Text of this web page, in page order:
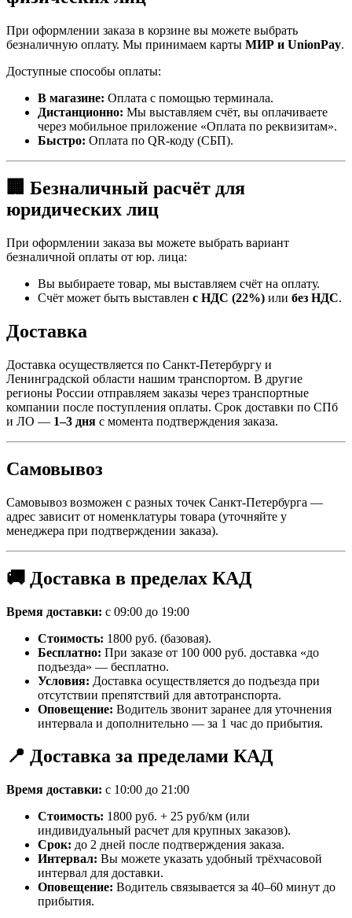
При оформлении заказа в корзине вы можете выбрать
безналичную оплату. Мы принимаем карты МИР и UnionPay.
Доступные способы оплаты:
В магазине: Оплата с помощью терминала.
Дистанционно: Мы выставляем счёт, вы оплачиваете
через мобильное приложение «Оплата по реквизитам».
Быстро: Оплата по QR-коду (СБП).
🏢 Безналичный расчёт для
юридических лиц
При оформлении заказа вы можете выбрать вариант
безналичной оплаты от юр. лица:
Вы выбираете товар, мы выставляем счёт на оплату.
Счёт может быть выставлен с НДС (22%) или без НДС.
Доставка
Доставка осуществляется по Санкт-Петербургу и
Ленинградской области нашим транспортом. В другие
регионы России отправляем заказы через транспортные
компании после поступления оплаты. Срок доставки по СПб
и ЛО — 1–3 дня с момента подтверждения заказа.
Самовывоз
Самовывоз возможен с разных точек Санкт-Петербурга —
адрес зависит от номенклатуры товара (уточняйте у
менеджера при подтверждении заказа).
🚚 Доставка в пределах КАД
Время доставки: с 09:00 до 19:00
Стоимость: 1800 руб. (базовая).
Бесплатно: При заказе от 100 000 руб. доставка «до
подъезда» — бесплатно.
Условия: Доставка осуществляется до подъезда при
отсутствии препятствий для автотранспорта.
Оповещение: Водитель звонит заранее для уточнения
интервала и дополнительно — за 1 час до прибытия.
📍 Доставка за пределами КАД
Время доставки: с 10:00 до 21:00
Стоимость: 1800 руб. + 25 руб/км (или
индивидуальный расчет для крупных заказов).
Срок: до 2 дней после подтверждения заказа.
Интервал: Вы можете указать удобный трёхчасовой
интервал для доставки.
Оповещение: Водитель связывается за 40–60 минут до
прибытия.